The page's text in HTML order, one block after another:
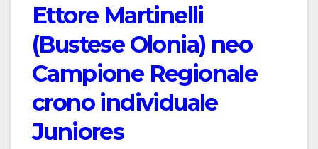
Ettore Martinelli
(Bustese Olonia) neo
Campione Regionale
crono individuale
Juniores